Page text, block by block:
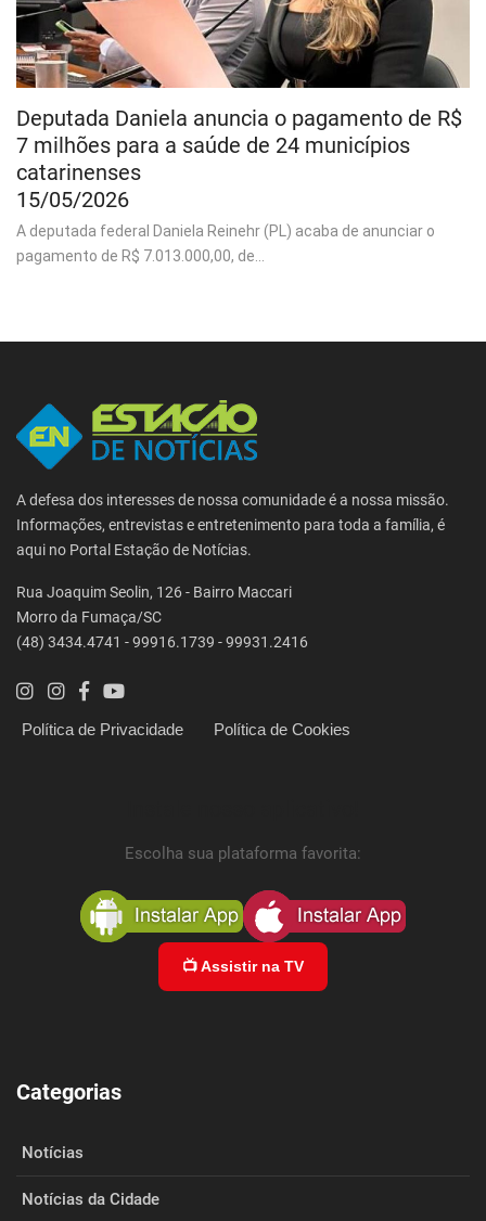
Deputada Daniela anuncia o pagamento de R$
7 milhões para a saúde de 24 municípios
catarinenses
15/05/2026
A deputada federal Daniela Reinehr (PL) acaba de anunciar o
pagamento de R$ 7.013.000,00, de...
A defesa dos interesses de nossa comunidade é a nossa missão.
Informações, entrevistas e entretenimento para toda a família, é
aqui no Portal Estação de Notícias.
Rua Joaquim Seolin, 126 - Bairro Maccari
Morro da Fumaça/SC
(48) 3434.4741 - 99916.1739 - 99931.2416
Política de Privacidade Política de Cookies
Escolha sua plataforma favorita:
📺 Assistir na TV
Categorias
Notícias
Notícias da Cidade